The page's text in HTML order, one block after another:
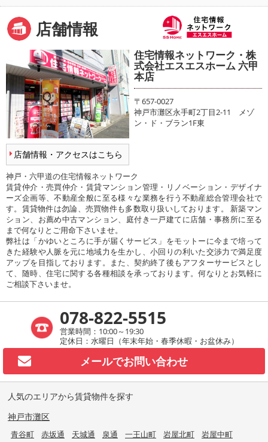
店舗情報
店舗情報・アクセスはこちら
住宅情報ネットワーク・株
式会社エスエスホーム 六甲
本店
〒657-0027
神戸市灘区永手町2丁目2-11 メゾ
ン・ド・ブラン1F東
神戸・六甲道の住宅情報ネットワーク
賃貸仲介・売買仲介・賃貸マンション管理・リノベーション・デザイナ
ーズ企画等、不動産全般に至る様々な業務を行う不動産総合管理会社で
す。賃貸物件は勿論、売買物件も多数取り扱いしております。 新築マン
ション、お薦め中古マンション、庭付き一戸建てに店舗・事務所に至る
まで何なりとご用命下さいませ。
弊社は「かゆいところに手が届くサービス」をモットーに今まで培って
きた経験や人脈を元に地域力を生かし、小回りの利いた交渉力で満足度
アップを目指しております。また、契約終了後もアフターサービスとし
て、随時、住宅に関する各種相談を承っております。何なりとお気軽に
ご相談下さいませ。
078-822-5515
営業時間：10:00～19:30
定休日：水曜日（年末年始・春季休暇・お盆休み）
メールでお問い合わせ
人気のエリアから賃貸物件を探す
神戸市灘区
青谷町 赤坂通 天城通 泉通 一王山町 岩屋北町
岩屋中町